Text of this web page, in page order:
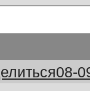
08-